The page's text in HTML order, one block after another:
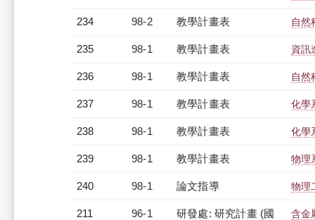
234 98-2 教學計畫表 自然
235 98-1 教學計畫表 資訊
236 98-1 教學計畫表 自然
237 98-1 教學計畫表 化學
238 98-1 教學計畫表 化學
239 98-1 教學計畫表 物理
240 98-1 論文指導 物理
211 96-1
研發處: 研究計畫 (國
含金